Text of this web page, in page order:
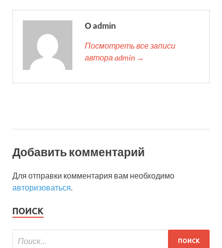
О admin
Посмотреть все записи
автора admin →
Добавить комментарий
Для отправки комментария вам необходимо
авторизоваться.
ПОИСК